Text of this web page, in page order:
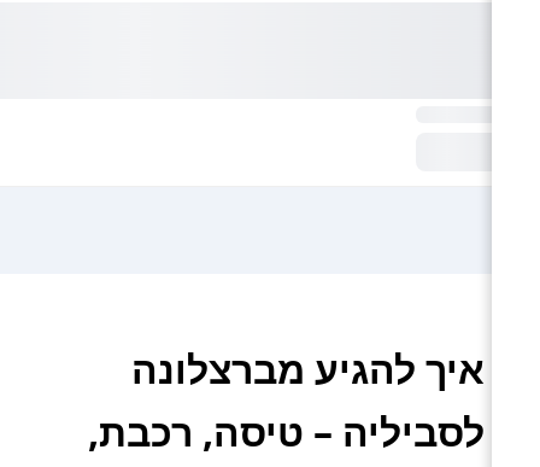
איך להגיע מברצלונה
לסביליה – טיסה, רכבת,